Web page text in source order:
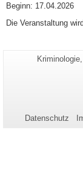
Beginn: 17.04.2026
Die Veranstaltung
Seiten-
Datenschutz